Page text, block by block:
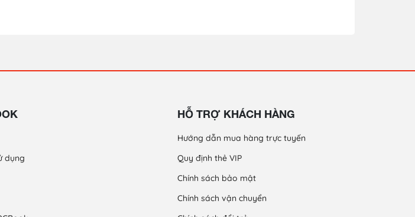
dụng
HỖ TRỢ KHÁCH HÀNG
Hướng dẫn mua hàng trực tuyến
Quy định thẻ VIP
Chính sách bảo mật
Chính sách vận chuyển